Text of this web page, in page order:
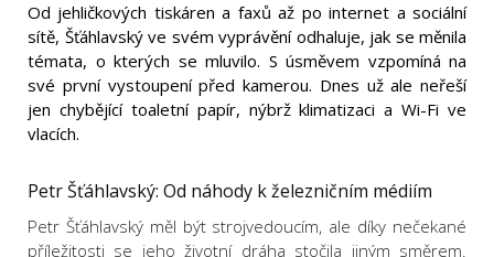
Od jehličkových tiskáren a faxů až po internet a sociální
sítě, Šťáhlavský ve svém vyprávění odhaluje, jak se měnila
témata, o kterých se mluvilo. S úsměvem vzpomíná na
své první vystoupení před kamerou. Dnes už ale neřeší
jen chybějící toaletní papír, nýbrž klimatizaci a Wi-Fi ve
vlacích.
Petr Šťáhlavský: Od náhody k železničním médiím
Petr Šťáhlavský měl být strojvedoucím, ale díky nečekané
příležitosti se jeho životní dráha stočila jiným směrem.